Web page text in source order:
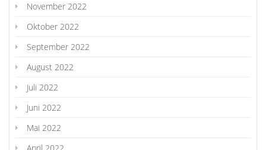
November 2022
Oktober 2022
September 2022
August 2022
Juli 2022
Juni 2022
Mai 2022